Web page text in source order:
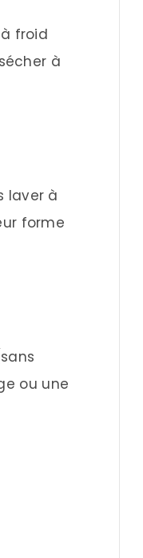
froid
à
laver à
forme
ou une